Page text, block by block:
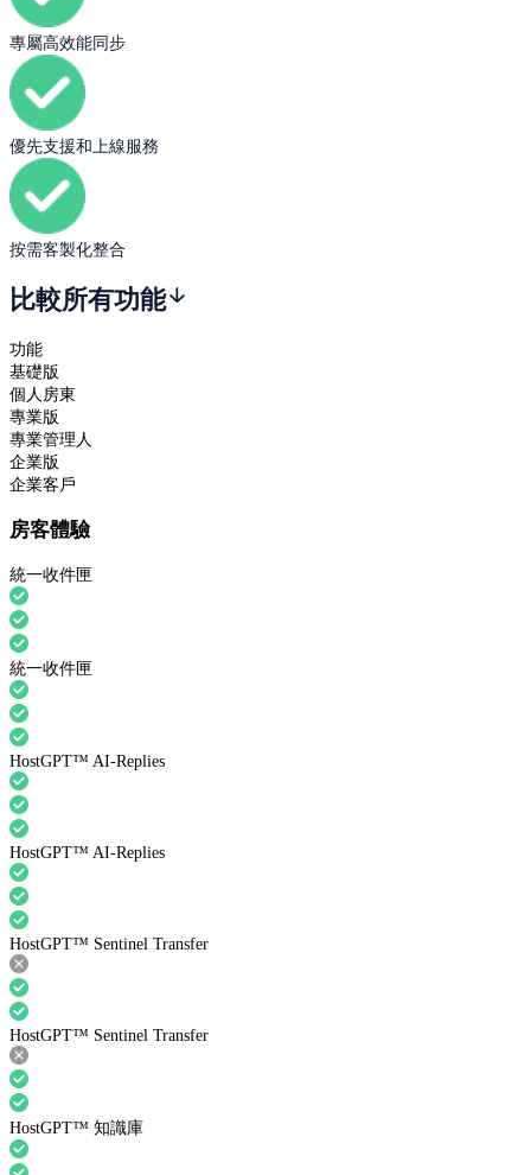
專屬高效能同步
優先支援和上線服務
按需客製化整合
比較所有功能
功能
基礎版
個人房東
專業版
專業管理人
企業版
企業客戶
房客體驗
統一收件匣
統一收件匣
HostGPT™ AI-Replies
HostGPT™ AI-Replies
HostGPT™ Sentinel Transfer
HostGPT™ Sentinel Transfer
HostGPT™ 知識庫